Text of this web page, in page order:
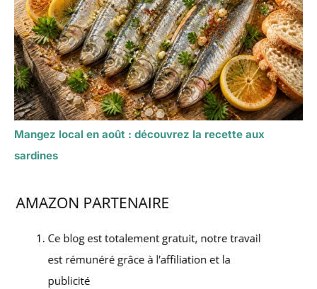
Mangez local en août : découvrez la recette aux
sardines